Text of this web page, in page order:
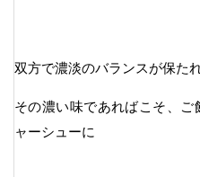
双方で濃淡のバランスが保た
その濃い味であればこそ、
ャーシューに